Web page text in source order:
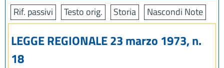
Rif. passivi Testo orig. Storia Nascondi Note
LEGGE REGIONALE 23 marzo 1973, n.
18